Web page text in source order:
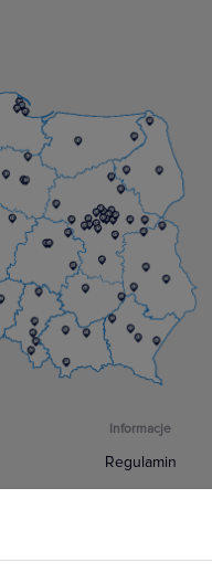
od tego czy jest to
czy susza. Produkty
do
pogodowych. Bez
rozwiązanie
więcej
Niloe Step dostępne są
oraz czarnym, aluminium
IP44 można uzyskać w
Informacje
Regulamin
Polityka prywatności
urządzeń z czynnikiem